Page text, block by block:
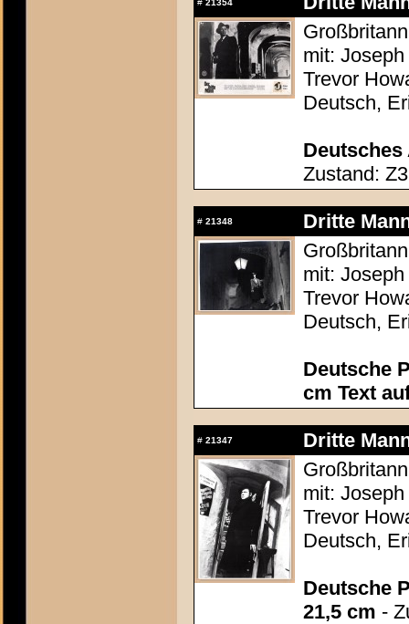
# 21354
mit:
Trevor
Deutsch,
Deutsches
Zustand: Z3
# 21348
Dritte
mit:
Trevor
Deutsch,
Deutsche
cm Text
# 21347
Dritte
mit:
Trevor
Deutsch,
Deutsche
21,5 cm -